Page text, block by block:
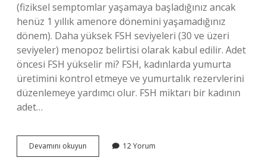
(fiziksel semptomlar yaşamaya başladığınız ancak
henüz 1 yıllık amenore dönemini yaşamadığınız
dönem). Daha yüksek FSH seviyeleri (30 ve üzeri
seviyeler) menopoz belirtisi olarak kabul edilir. Adet
öncesi FSH yükselir mi? FSH, kadınlarda yumurta
üretimini kontrol etmeye ve yumurtalık rezervlerini
düzenlemeye yardımcı olur. FSH miktarı bir kadının
adet…
Devamını okuyun
Dönemi
12 Yorum